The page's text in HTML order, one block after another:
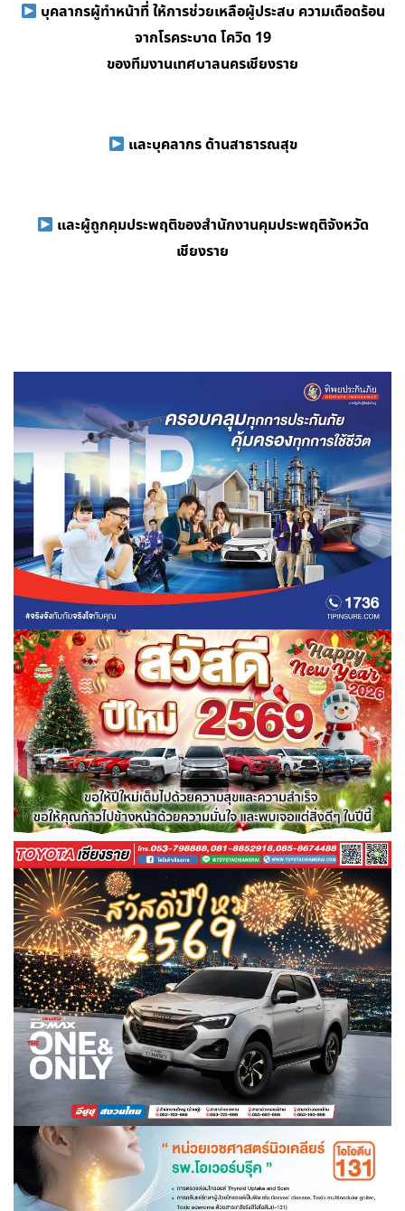
บุคลากรผู้ทำหน้าที่ ให้การช่วยเหลือผู้ประสบ ความเดือดร้อน
จากโรคระบาด โควิด 19
ของทีมงานเทศบาลนครเชียงราย
และบุคลากร ด้านสาธารณสุข
และผู้ถูกคุมประพฤติของสำนักงานคุมประพฤติจังหวัด
เชียงราย